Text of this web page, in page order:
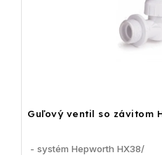
Guľový ventil so závitom
- systém Hepworth HX38/